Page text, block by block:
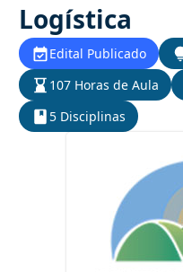
Logística
Edital Publicado
107 Horas de Aula
5 Disciplinas